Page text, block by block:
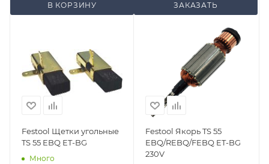
В КОРЗИНУ ЗАКАЗАТЬ
Festool Щетки угольные
TS 55 EBQ ET-BG
Много
Festool Якорь TS 55
EBQ/REBQ/FEBQ ET-BG
230V